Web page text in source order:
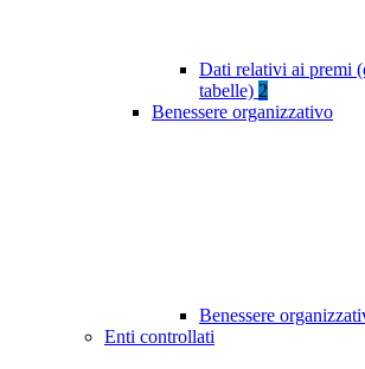
Dati relativi ai premi
tabelle) 2
Benessere organizzativo
Benessere
Enti controllati